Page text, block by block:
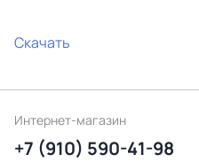
Скачать
Интернет-магазин
+7 (910) 590-41-98